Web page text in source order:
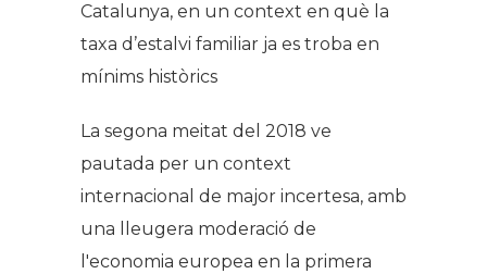
Catalunya, en un context en què la
taxa d’estalvi familiar ja es troba en
mínims històrics
La segona meitat del 2018 ve
pautada per un context
internacional de major incertesa, amb
una lleugera moderació de
l'economia europea en la primera